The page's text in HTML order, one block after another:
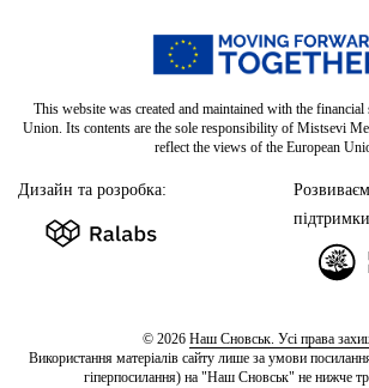
This website was created and maintained with the
Union. Its contents are the sole responsibility of Mistsevi
reflect the views of the European
Дизайн та розробка:
© 2026 Наш Сновськ. Усі права
Використання матеріалів сайту лише за умови
гіперпосилання) на "Наш Сновськ" не нижче